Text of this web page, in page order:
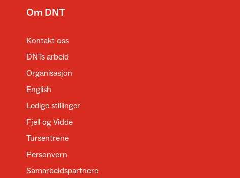
Om DNT
Kontakt oss
DNTs arbeid
Organisasjon
English
Ledige stillinger
Fjell og Vidde
Tursentrene
Personvern
Samarbeidspartnere